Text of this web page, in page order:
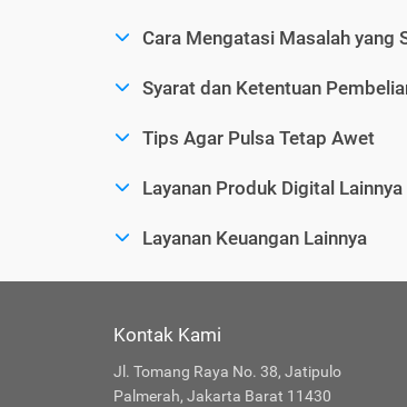
Cara Mengatasi Masalah yang
Syarat dan Ketentuan
Tips Agar Pulsa Tetap Awet
Layanan Produk Digital Lainnya
Layanan Keuangan Lainnya
Kontak Kami
Jl. Tomang Raya No. 38, Jatipulo
Palmerah, Jakarta Barat 11430